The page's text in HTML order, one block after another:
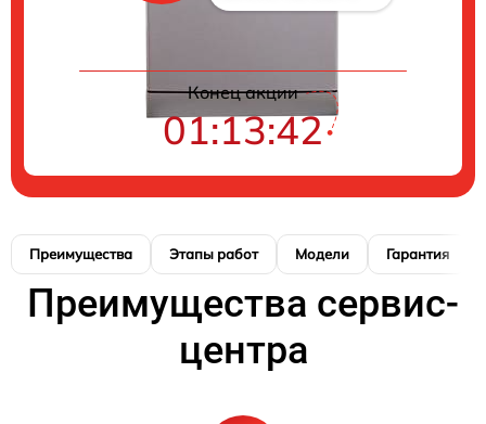
Конец акции
01:13:41
Преимущества Этапы работ Модели Гарантия
Преимущества сервис-
центра